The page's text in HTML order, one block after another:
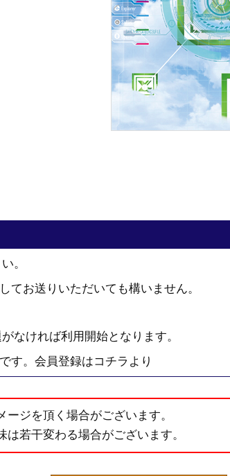
。
てお送りいただいても構いません。
なければ利用開始となります。
す。 会員登録はコチラより
ジを頂く場合がございます。
若干変わる場合がございます。